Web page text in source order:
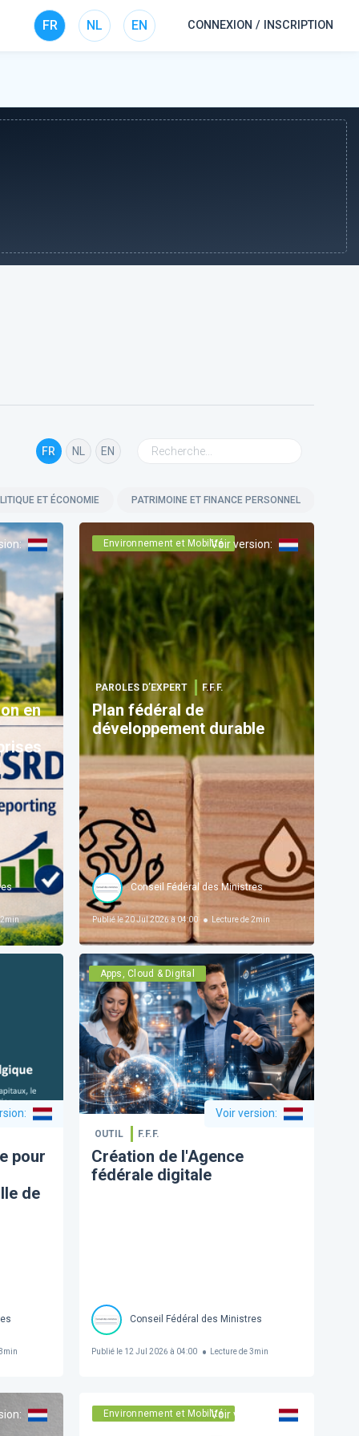
FR NL EN CONNEXION / INSCRIPTION
FR NL EN
ET ÉCONOMIE PATRIMOINE ET FINANCE PERSONNEL
:
en
2min
Environnement et MobilitéVoir version:
PAROLES D’EXPERT F.F.F.
Plan fédéral de
développement durable
Conseil Fédéral des Ministres
Publié le20 Jul 2026 à 04:00 Lecture de 2min
:
pour
de
min
Apps, Cloud & Digital
Voir version:
OUTIL F.F.F.
Création de l'Agence
fédérale digitale
Conseil Fédéral des Ministres
Publié le12 Jul 2026 à 04:00 Lecture de 3min
: Environnement et MobilitéVoir version